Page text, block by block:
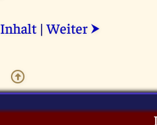
Inhalt |Weiter ⮞